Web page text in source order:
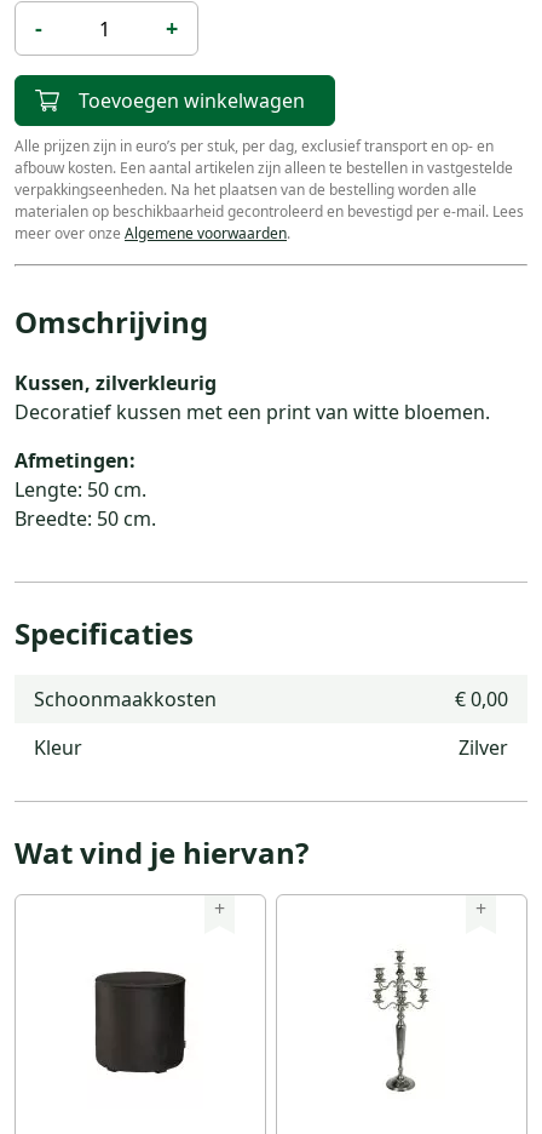
- +
Toevoegen winkelwagen
Alle prijzen zijn in euro’s per stuk, per dag, exclusief transport en op- en
afbouw kosten. Een aantal artikelen zijn alleen te bestellen in vastgestelde
verpakkingseenheden. Na het plaatsen van de bestelling worden alle
materialen op beschikbaarheid gecontroleerd en bevestigd per e-mail. Lees
meer over onze Algemene voorwaarden.
Omschrijving
Kussen, zilverkleurig
Decoratief kussen met een print van witte bloemen.
Afmetingen:
Lengte: 50 cm.
Breedte: 50 cm.
Specificaties
Schoonmaakkosten
€ 0,00
Kleur
Zilver
Wat vind je hiervan?
+ +